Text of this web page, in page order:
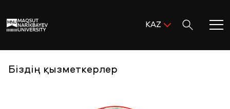
KAZ
Басты бет
Біздің қызметкерлер